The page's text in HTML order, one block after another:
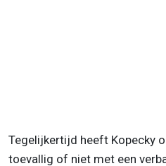
Tegelijkertijd heeft Kopecky
toevallig of niet met een